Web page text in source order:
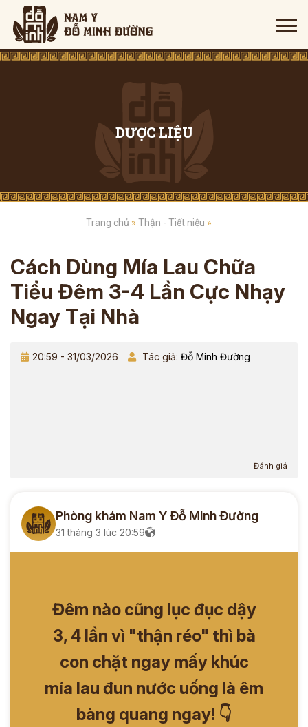
DƯỢC LIỆU
Trang chủ » Thận - Tiết niệu »
Cách Dùng Mía Lau Chữa
Tiểu Đêm 3-4 Lần Cực Nhạy
Ngay Tại Nhà
20:59 - 31/03/2026 Tác giả: Đỗ Minh Đường
Đánh giá
Phòng khám Nam Y Đỗ Minh Đường
31 tháng 3 lúc 20:59
Đêm nào cũng lục đục dậy
3, 4 lần vì "thận réo" thì bà
con chặt ngay mấy khúc
mía lau đun nước uống là êm
bàng quang ngay! 👇